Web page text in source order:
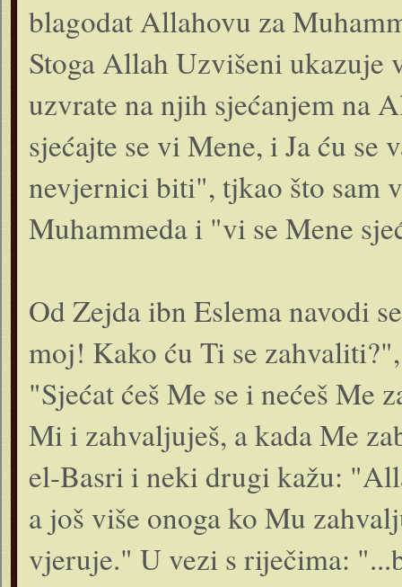
blagodat Allahovu za
Stoga Allah Uzvišeni ukazuje
uzvra­te na njih sjećanjem na
sjećajte se vi Mene, i Ja ću
nevjernici biti", tjkao što sam
Muhammeda i "vi se Mene
Od Zejda ibn Eslema navodi
moj! Kako ću Ti se
"Sjećat ćeš Me se i nećeš Me
Mi i zahvaljuješ, a kada Me
el-Basri i neki drugi kažu:
a još više onoga ko Mu
vjeruje." U vezi s riječima: